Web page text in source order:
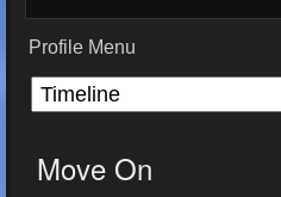
Profile Menu
Move On